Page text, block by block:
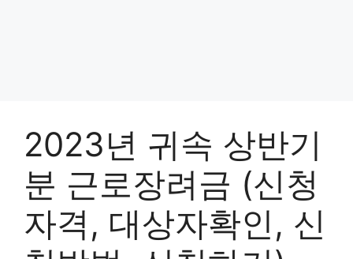
2023년 귀속 상반기
분 근로장려금 (신청
자격, 대상자확인, 신